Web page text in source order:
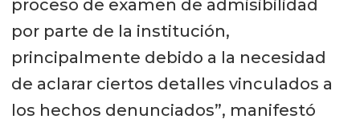
proceso de examen de admisibilidad
por parte de la institución,
principalmente debido a la necesidad
de aclarar ciertos detalles vinculados a
los hechos denunciados”, manifestó